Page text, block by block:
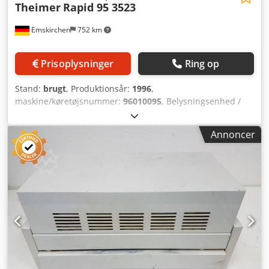
Emskirchen 752 km
Theimer Rapid 95 3523
Prisoplysninger Ring op
Stand: brugt, Produktionsår: 1996,
maskine/køretøjsnummer: 96010095, Belysningsenhed /
Exponeringsmaskine Serienr. 96010095 Cedpetzc Ikefx Ac
Asha Online videoinspektion via Skype-video Vi vil med
glæde byde Dem velkommen til et besøg – flere maskiner
på lager Straks tilgængelig – kan besigtiges På lager i
Emskirchen / Nürnberg – kan afprøves
Annoncer